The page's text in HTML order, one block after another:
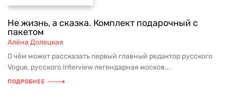
Не жизнь, а сказка. Комплект подарочный с
пакетом
Алёна Долецкая
О чём может рассказать первый главный редактор русского
Vogue, русского Interview легендарная москов...
ПОДРОБНЕЕ